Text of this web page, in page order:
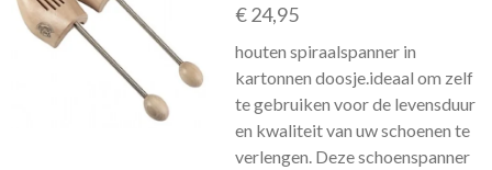
€ 24,95
houten spiraalspanner in
kartonnen doosje.ideaal om zelf
te gebruiken voor de levensduur
en kwaliteit van uw schoenen te
verlengen. Deze schoenspanner